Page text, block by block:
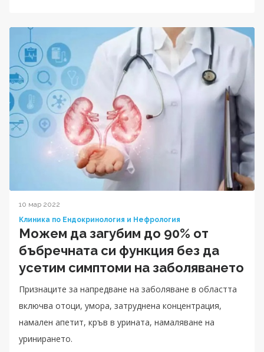
10 мар 2022
Клиника по Ендокринология и Нефрология
Можем да загубим до 90% от
бъбречната си функция без да
усетим симптоми на заболяването
Признаците за напредване на заболяване в областта
включва отоци, умора, затруднена концентрация,
намален апетит, кръв в урината, намаляване на
уринирането.